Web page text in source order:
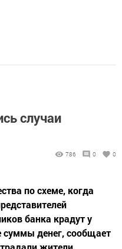
случаи
786 0 0
по схеме, когда
банка крадут у
денег, сообщает